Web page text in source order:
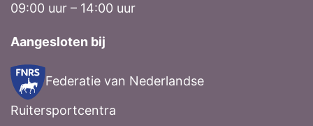
09:00 uur – 14:00 uur
Aangesloten bij
Federatie van Nederlandse
Ruitersportcentra